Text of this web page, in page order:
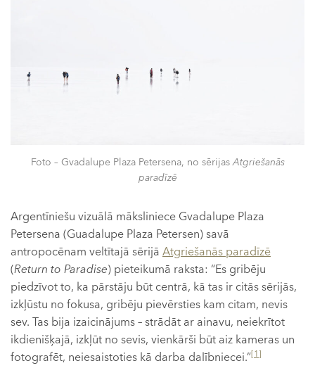
Foto – Gvadalupe Plaza Petersena, no sērijasAtgriešanās
paradīzē
Argentīniešu vizuālā māksliniece Gvadalupe Plaza
Petersena (Guadalupe Plaza Petersen) savā
antropocēnam veltītajā sērijā Atgriešanās paradīzē
(Return to Paradise) pieteikumā raksta: “Es gribēju
piedzīvot to, ka pārstāju būt centrā, kā tas ir citās sērijās,
izkļūstu no fokusa, gribēju pievērsties kam citam, nevis
sev. Tas bija izaicinājums – strādāt ar ainavu, neiekrītot
ikdienišķajā, izkļūt no sevis, vienkārši būt aiz kameras un
fotografēt, neiesaistoties kā darba dalībniecei.”[1]